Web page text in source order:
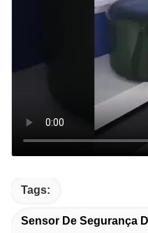
Tags:
Sensor De Segurança